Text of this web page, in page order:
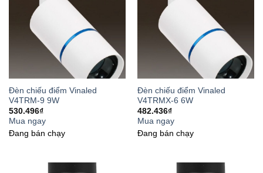
Đèn chiếu điểm Vinaled
V4TRM-9 9W
530.496₫
Mua ngay
Đang bán chạy
Đèn chiếu điểm Vinaled
V4TRMX-6 6W
482.436₫
Mua ngay
Đang bán chạy